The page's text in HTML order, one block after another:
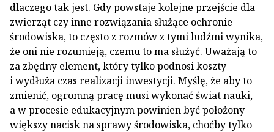
dlaczego tak jest. Gdy powstaje kolejne przejście dla
zwierząt czy inne rozwiązania służące ochronie
środowiska, to często z rozmów z tymi ludźmi wynika,
że oni nie rozumieją, czemu to ma służyć. Uważają to
za zbędny element, który tylko podnosi koszty
i wydłuża czas realizacji inwestycji. Myślę, że aby to
zmienić, ogromną pracę musi wykonać świat nauki,
a w procesie edukacyjnym powinien być położony
większy nacisk na sprawy środowiska, choćby tylko